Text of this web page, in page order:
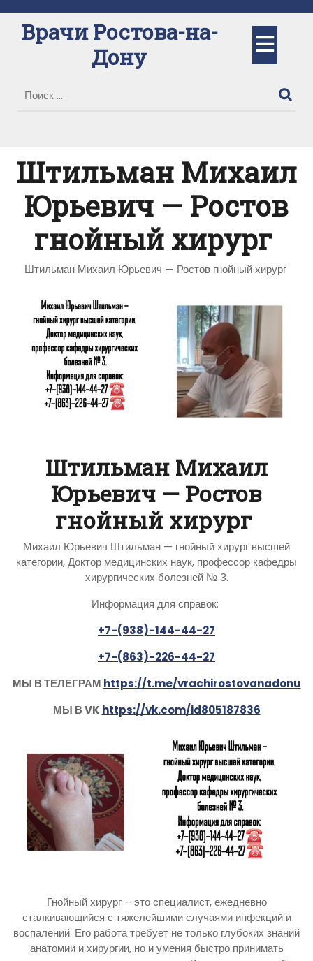
содержимому
Врачи Ростова-на-
Дону
Штильман Михаил
Юрьевич — Ростов
гнойный хирург
Штильман Михаил Юрьевич — Ростов гнойный хирург
Штильман Михаил
Юрьевич — Ростов
гнойный хирург
Михаил Юрьевич Штильман — гнойный хирург высшей
категории, Доктор медицинских наук, профессор кафедры
хирургических болезней № 3.
Информация для справок:
+7-(938)-144-44-27
+7-(863)-226-44-27
МЫ В ТЕЛЕГРАМ https://t.me/vrachirostovanadonu
МЫ В VK https://vk.com/id805187836
Гнойный хирург – это специалист, ежедневно
сталкивающийся с тяжелейшими случаями инфекций и
воспалений. Его работа требует не только глубоких знаний
анатомии и хирургии, но и умения быстро принимать